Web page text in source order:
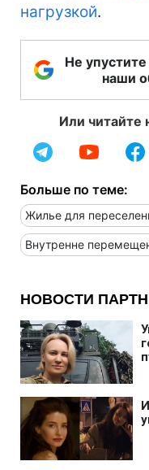
нагрузкой.
Не
наши
Или читайте
Больше по теме:
Жилье для
Внутренне